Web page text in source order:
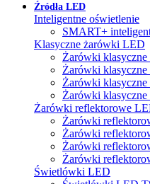
Źródła LED
Inteligentne oświetlenie
SMART+
Klasyczne żarówki LED
Żarówki
Żarówki
Żarówki
Żarówki
Żarówki reflektorowe
Żarówki
Żarówki
Żarówki
Żarówki
Świetlówki LED